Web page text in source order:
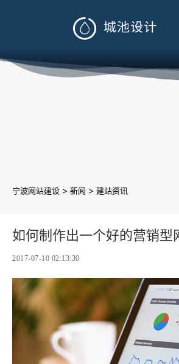

宁波网站建设 > 新闻 > 建站资讯
如何制作出一个好的营销型
2017-07-10 02:13:30